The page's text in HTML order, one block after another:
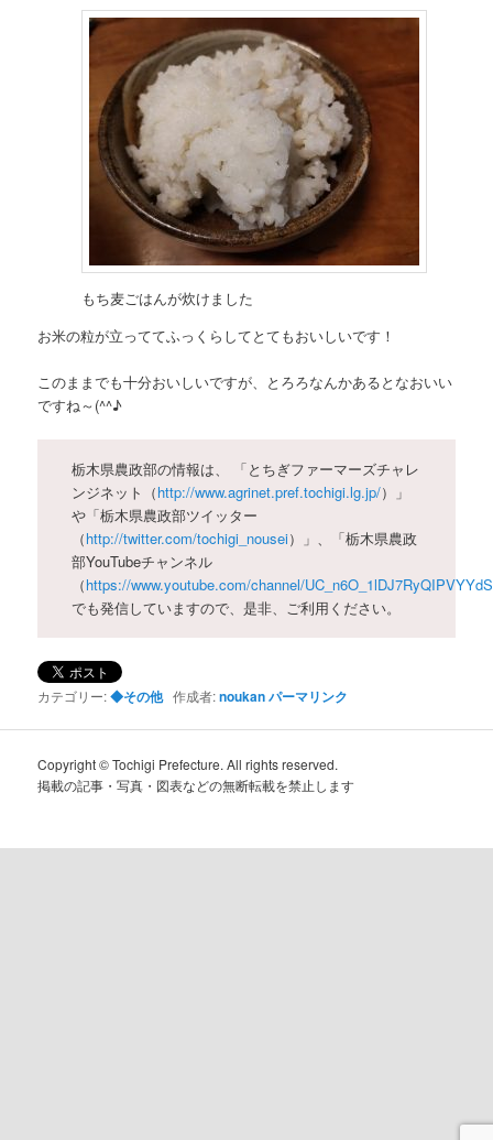
もち麦ごはんが炊けました
お米の粒が立っててふっくらしてとてもおいしいです！
このままでも十分おいしいですが、とろろなんかあるとなおいい
ですね～(^^♪
栃木県農政部の情報は、 「とちぎファーマーズチャレ
ンジネット（http://www.agrinet.pref.tochigi.lg.jp/）」
や「栃木県農政部ツイッター
（http://twitter.com/tochigi_nousei）」、「栃木県農政
部YouTubeチャンネル
（https://www.youtube.com/channel/
でも発信していますので、是非、ご利用ください。
カテゴリー:◆その他作成者:noukanパーマリンク
Copyright © Tochigi Prefecture. All rights reserved.
掲載の記事・写真・図表などの無断転載を禁止します